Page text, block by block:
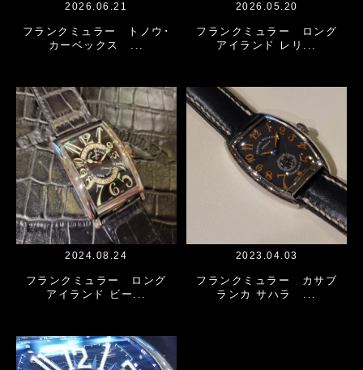
2026.06.21
フランクミュラー トノウ･
カーベックス ...
2026.05.20
フランクミュラー ロング
アイランド レリ...
2024.08.24
フランクミュラー ロング
アイランド ビー...
2023.04.03
フランクミュラー カサブ
ランカ サハラ ...